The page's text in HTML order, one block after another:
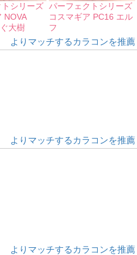
シリーズ
NOVA
大樹
パーフェクトシリーズ
コスマギア PC16 エル
フ
よりマッチするカラコンを推薦
よりマッチするカラコンを推薦
よりマッチするカラコンを推薦